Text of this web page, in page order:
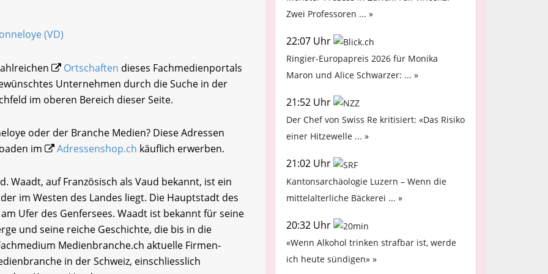
(VD)
Ortschaften dieses Fachmedienportals
Unternehmen durch die Suche in der
im oberen Bereich dieser Seite.
oder der Branche Medien? Diese Adressen
im
Adressenshop.ch käuflich erwerben.
Waadt, auf Französisch als Vaud bekannt, ist ein
im Westen des Landes liegt. Die Hauptstadt des
Ufer des Genfersees. Waadt ist bekannt für seine
und seine reiche Geschichte, die bis in die
Medienbranche.ch aktuelle Firmen-
in der Schweiz, einschliesslich
Zwei Professoren ... »
22:07 Uhr
Ringier-Europapreis 2026 für Monika
Maron und Alice Schwarzer: ... »
21:52 Uhr
Der Chef von Swiss Re kritisiert: «Das Risiko
einer Hitzewelle ... »
21:02 Uhr
Kantonsarchäologie Luzern – Wenn die
mittelalterliche Bäckerei ... »
20:32 Uhr
«Wenn Alkohol trinken strafbar ist, werde
ich heute sündigen» »